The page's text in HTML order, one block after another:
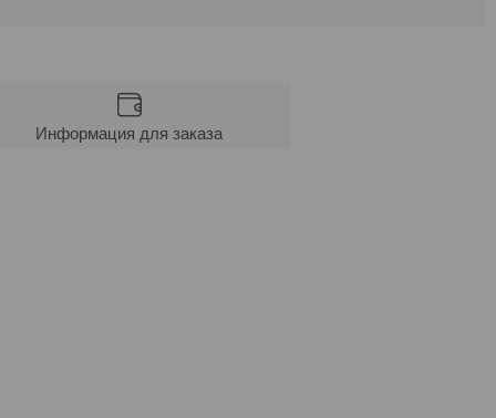
Информация для заказа